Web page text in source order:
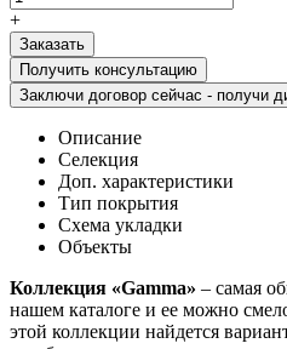
+
Получить консультацию
Заключи договор сейчас - получи
Описание
Селекция
Доп. характеристики
Тип покрытия
Схема укладки
Объекты
Коллекция «Gamma» – самая
нашем каталоге и ее можно
этой коллекции найдется